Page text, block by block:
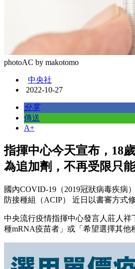
photoAC by makotomo
中央社
2022-10-27
分享
傳送
A+
指揮中心今天宣布，18
為追加劑，不再受限只
國內COVID-19（2019冠狀病毒疾病
防接種組（ACIP） 近日以書審方式
中央流行疫情指揮中心發言人莊人
種mRNA疫苗者」或「希望選擇其他